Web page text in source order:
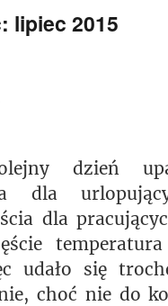
lipiec 2015
dzień
dla
dla
udało się
choć nie do